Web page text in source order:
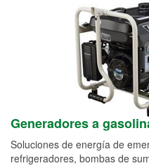
Generadores a
Soluciones de energía de
refrigeradores, bombas de